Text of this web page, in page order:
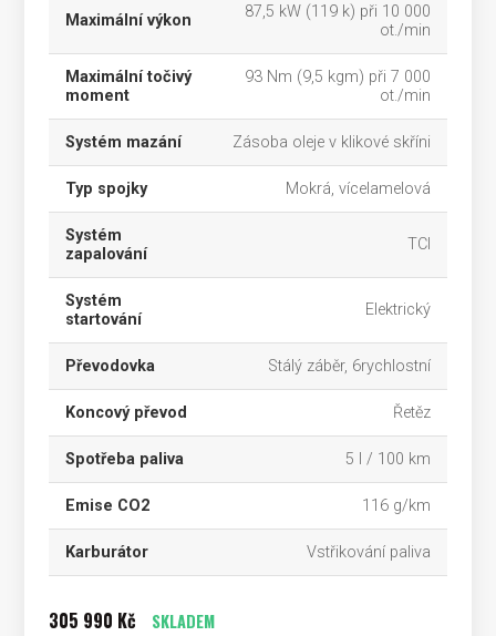
Maximální výkon
87,5 kW (119 k) při 10 000
ot./min
Maximální točivý
moment
93 Nm (9,5 kgm) při 7 000
ot./min
Systém mazání Zásoba oleje v klikové skříni
Typ spojky Mokrá, vícelamelová
Systém
zapalování
TCI
Systém
startování
Elektrický
Převodovka Stálý záběr, 6rychlostní
Koncový převod Řetěz
Spotřeba paliva 5 l / 100 km
Emise CO2 116 g/km
Karburátor Vstřikování paliva
305 990 Kč SKLADEM